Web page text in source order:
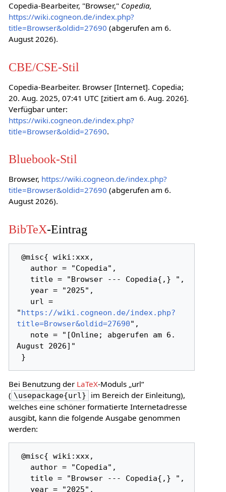
Copedia-Bearbeiter, "Browser," Copedia,
https://wiki.cogneon.de/index.php?
title=Browser&oldid=27690 (abgerufen am 6.
August 2026).
CBE/CSE-Stil
Copedia-Bearbeiter. Browser [Internet]. Copedia;
20. Aug. 2025, 07:41 UTC [zitiert am 6. Aug. 2026].
Verfügbar unter:
https://wiki.cogneon.de/index.php?
title=Browser&oldid=27690.
Bluebook-Stil
Browser, https://wiki.cogneon.de/index.php?
title=Browser&oldid=27690 (abgerufen am 6.
August 2026).
BibTeX-Eintrag
@misc{ wiki:xxx,
"https://wiki.cogneon.de/index.php?
title=Browser&oldid=27690",
August 2026]"
Bei Benutzung der LaTeX-Moduls „url“
( \usepackage{url}
im Bereich der Einleitung),
welches eine schöner formatierte Internetadresse
ausgibt, kann die folgende Ausgabe genommen
werden:
@misc{ wiki:xxx,